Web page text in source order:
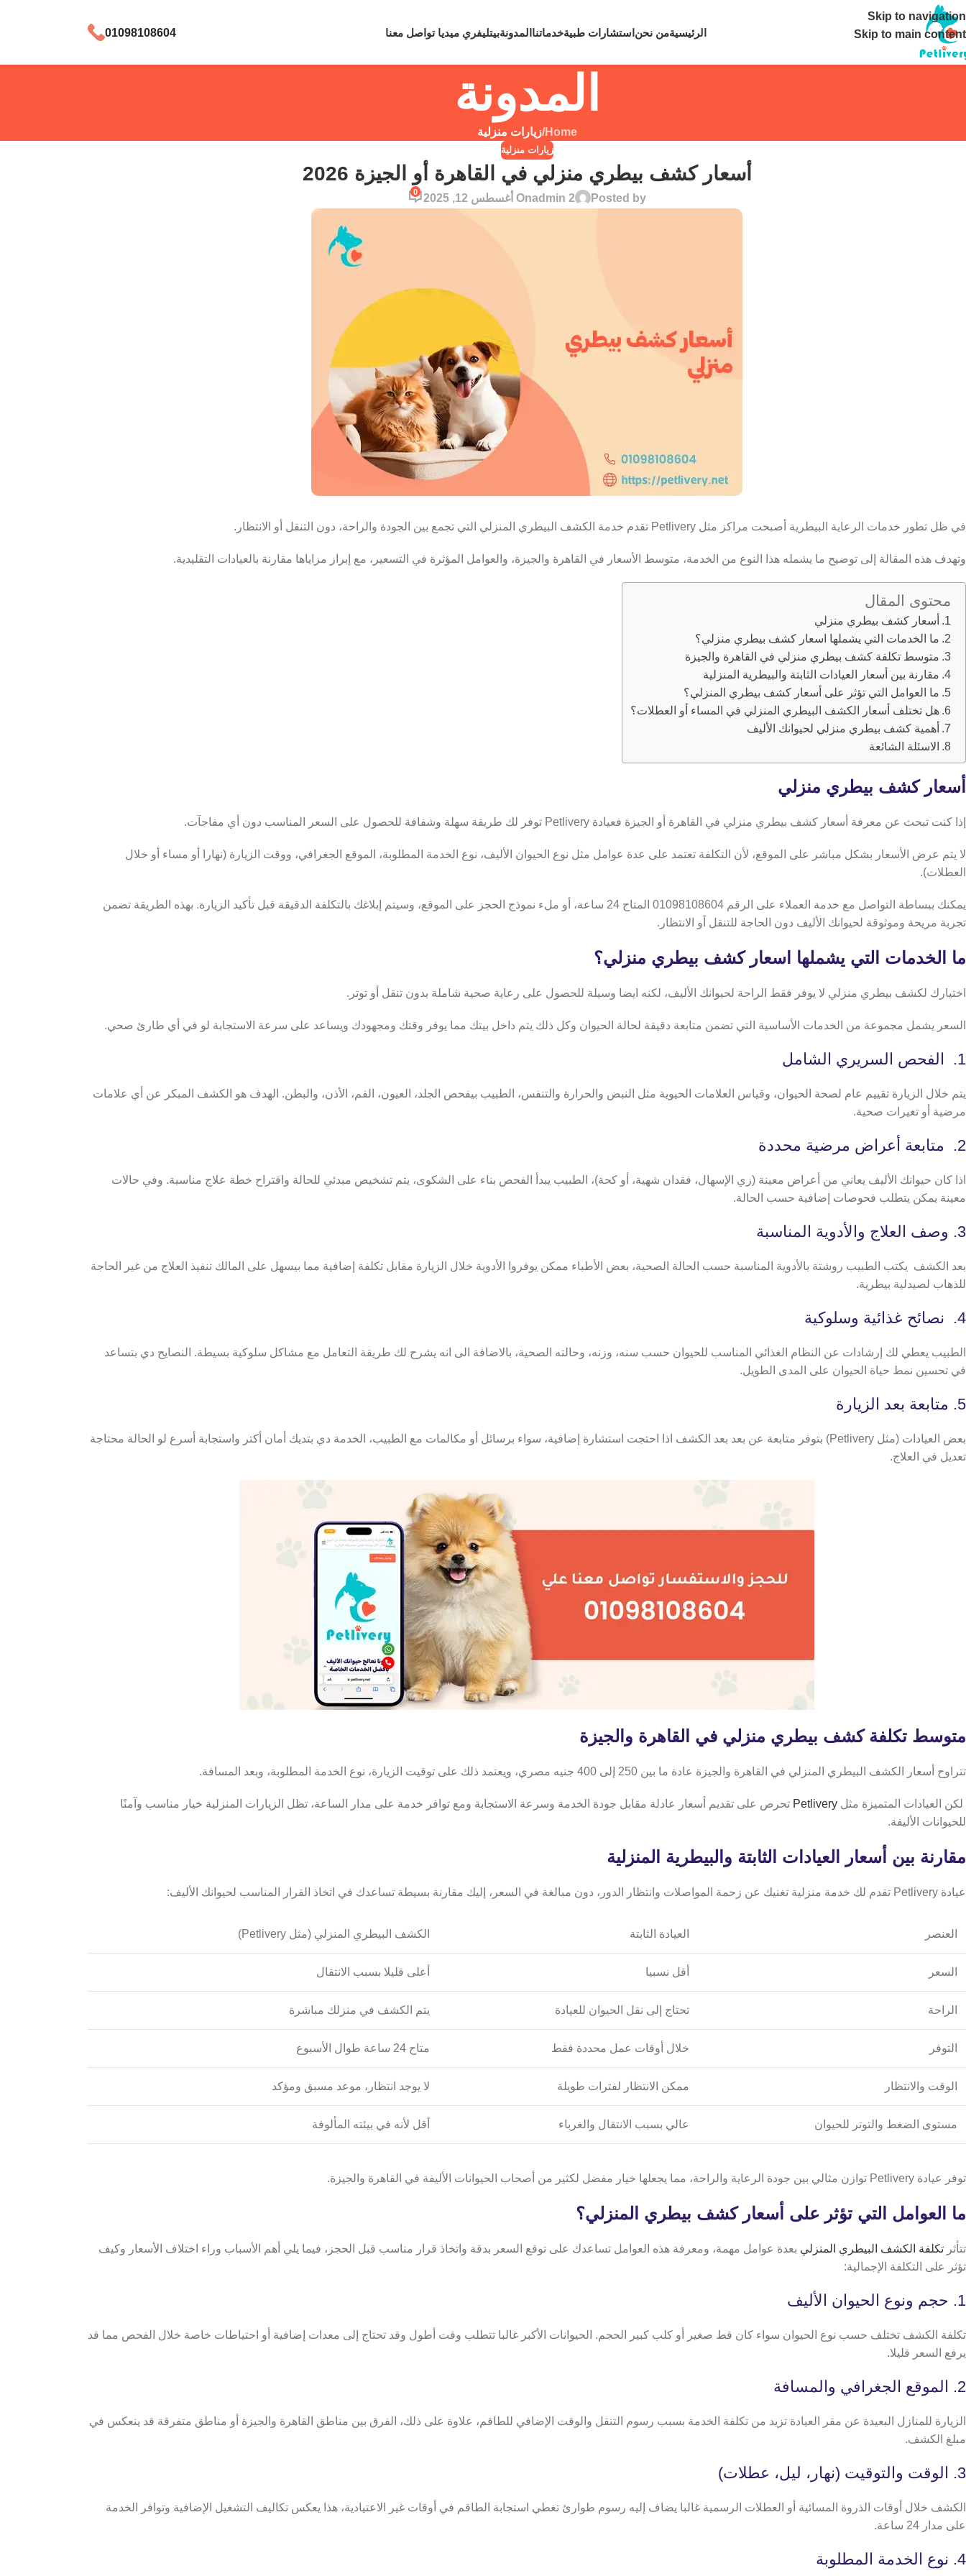
Skip to navigation
Skip to main content
الرئيسيةمن نحن استشارات طبيةخدماتنا المدونةبيتليفري ميدياتواصل معنا 01098108604
المدونة
Home
/زيارات منزلية
زيارات منزلية
أسعار كشف بيطري منزلي في القاهرة أو الجيزة 2026
Posted by
admin 2On أغسطس 12, 2025
0
في ظل تطور خدمات الرعاية البيطرية أصبحت مراكز مثل Petlivery تقدم خدمة الكشف البيطري المنزلي التي تجمع بين الجودة والراحة، دون التنقل أو الانتظار.
وتهدف هذه المقالة إلى توضيح ما يشمله هذا النوع من الخدمة، متوسط الأسعار في القاهرة والجيزة، والعوامل المؤثرة في التسعير، مع إبراز مزاياها مقارنة بالعيادات التقليدية.
محتوى المقال
أسعار كشف بيطري منزلي
ما الخدمات التي يشملها اسعار كشف بيطري منزلي؟
متوسط تكلفة كشف بيطري منزلي في القاهرة والجيزة
مقارنة بين أسعار العيادات الثابتة والبيطرية المنزلية
ما العوامل التي تؤثر على أسعار كشف بيطري المنزلي؟
هل تختلف أسعار الكشف البيطري المنزلي في المساء أو العطلات؟
أهمية كشف بيطري منزلي لحيوانك الأليف
الاسئلة الشائعة
أسعار كشف بيطري منزلي
إذا كنت تبحث عن معرفة أسعار كشف بيطري منزلي في القاهرة أو الجيزة فعيادة Petlivery توفر لك طريقة سهلة وشفافة للحصول على السعر المناسب دون أي مفاجآت.
لا يتم عرض الأسعار بشكل مباشر على الموقع، لأن التكلفة تعتمد على عدة عوامل مثل نوع الحيوان الأليف، نوع الخدمة المطلوبة، الموقع الجغرافي، ووقت الزيارة (نهارا أو مساء أو خلال
العطلات).
يمكنك ببساطة التواصل مع خدمة العملاء على الرقم 01098108604 المتاح 24 ساعة، أو ملء نموذج الحجز على الموقع، وسيتم إبلاغك بالتكلفة الدقيقة قبل تأكيد الزيارة. بهذه الطريقة تضمن
تجربة مريحة وموثوقة لحيوانك الأليف دون الحاجة للتنقل أو الانتظار.
ما الخدمات التي يشملها اسعار كشف بيطري منزلي؟
اختيارك لكشف بيطري منزلي لا يوفر فقط الراحة لحيوانك الأليف، لكنه ايضا وسيلة للحصول على رعاية صحية شاملة بدون تنقل أو توتر.
السعر يشمل مجموعة من الخدمات الأساسية التي تضمن متابعة دقيقة لحالة الحيوان وكل ذلك يتم داخل بيتك مما يوفر وقتك ومجهودك ويساعد على سرعة الاستجابة لو في أي طارئ صحي.
1. الفحص السريري الشامل
يتم خلال الزيارة تقييم عام لصحة الحيوان، وقياس العلامات الحيوية مثل النبض والحرارة والتنفس، الطبيب بيفحص الجلد، العيون، الفم، الأذن، والبطن. الهدف هو الكشف المبكر عن أي علامات
مرضية أو تغيرات صحية.
2. متابعة أعراض مرضية محددة
اذا كان حيوانك الأليف يعاني من أعراض معينة (زي الإسهال، فقدان شهية، أو كحة)، الطبيب يبدأ الفحص بناء على الشكوى، يتم تشخيص مبدئي للحالة واقتراح خطة علاج مناسبة. وفي حالات
معينة يمكن يتطلب فحوصات إضافية حسب الحالة.
3. وصف العلاج والأدوية المناسبة
بعد الكشف يكتب الطبيب روشتة بالأدوية المناسبة حسب الحالة الصحية، بعض الأطباء ممكن يوفروا الأدوية خلال الزيارة مقابل تكلفة إضافية مما بيسهل على المالك تنفيذ العلاج من غير الحاجة
للذهاب لصيدلية بيطرية.
4. نصائح غذائية وسلوكية
الطبيب يعطي لك إرشادات عن النظام الغذائي المناسب للحيوان حسب سنه، وزنه، وحالته الصحية، بالاضافة الى انه يشرح لك طريقة التعامل مع مشاكل سلوكية بسيطة. النصايح دي بتساعد
في تحسين نمط حياة الحيوان على المدى الطويل.
5. متابعة بعد الزيارة
بعض العيادات (مثل Petlivery) بتوفر متابعة عن بعد بعد الكشف اذا احتجت استشارة إضافية، سواء برسائل أو مكالمات مع الطبيب، الخدمة دي بتديك أمان أكتر واستجابة أسرع لو الحالة محتاجة
تعديل في العلاج.
متوسط تكلفة كشف بيطري منزلي في القاهرة والجيزة
تتراوح أسعار الكشف البيطري المنزلي في القاهرة والجيزة عادة ما بين 250 إلى 400 جنيه مصري، ويعتمد ذلك على توقيت الزيارة، نوع الخدمة المطلوبة، وبعد المسافة.
لكن العيادات المتميزة مثل Petlivery تحرص على تقديم أسعار عادلة مقابل جودة الخدمة وسرعة الاستجابة ومع توافر خدمة على مدار الساعة، تظل الزيارات المنزلية خيار مناسب وآمنًا
للحيوانات الأليفة.
مقارنة بين أسعار العيادات الثابتة والبيطرية المنزلية
عيادة Petlivery تقدم لك خدمة منزلية تغنيك عن زحمة المواصلات وانتظار الدور، دون مبالغة في السعر، إليك مقارنة بسيطة تساعدك في اتخاذ القرار المناسب لحيوانك الأليف:
العنصر العيادة الثابتة الكشف البيطري المنزلي (مثل Petlivery)
السعر أقل نسبيا أعلى قليلا بسبب الانتقال
الراحة تحتاج إلى نقل الحيوان للعيادة يتم الكشف في منزلك مباشرة
التوفر خلال أوقات عمل محددة فقط متاح 24 ساعة طوال الأسبوع
الوقت والانتظار ممكن الانتظار لفترات طويلة لا يوجد انتظار، موعد مسبق ومؤكد
مستوى الضغط والتوتر للحيوان عالي بسبب الانتقال والغرباء أقل لأنه في بيئته المألوفة
توفر عيادة Petlivery توازن مثالي بين جودة الرعاية والراحة، مما يجعلها خيار مفضل لكثير من أصحاب الحيوانات الأليفة في القاهرة والجيزة.
ما العوامل التي تؤثر على أسعار كشف بيطري المنزلي؟
تتأثر تكلفة الكشف البيطري المنزلي بعدة عوامل مهمة، ومعرفة هذه العوامل تساعدك على توقع السعر بدقة واتخاذ قرار مناسب قبل الحجز، فيما يلي أهم الأسباب وراء اختلاف الأسعار وكيف
تؤثر على التكلفة الإجمالية:
1. حجم ونوع الحيوان الأليف
تكلفة الكشف تختلف حسب نوع الحيوان سواء كان قط صغير أو كلب كبير الحجم. الحيوانات الأكبر غالبا تتطلب وقت أطول وقد تحتاج إلى معدات إضافية أو احتياطات خاصة خلال الفحص مما قد
يرفع السعر قليلا.
2. الموقع الجغرافي والمسافة
الزيارة للمنازل البعيدة عن مقر العيادة تزيد من تكلفة الخدمة بسبب رسوم التنقل والوقت الإضافي للطاقم، علاوة على ذلك، الفرق بين مناطق القاهرة والجيزة أو مناطق متفرقة قد ينعكس في
مبلغ الكشف.
3. الوقت والتوقيت (نهار، ليل، عطلات)
الكشف خلال أوقات الذروة المسائية أو العطلات الرسمية غالبا يضاف إليه رسوم طوارئ تغطي استجابة الطاقم في أوقات غير الاعتيادية، هذا يعكس تكاليف التشغيل الإضافية وتوافر الخدمة
على مدار 24 ساعة.
4. نوع الخدمة المطلوبة